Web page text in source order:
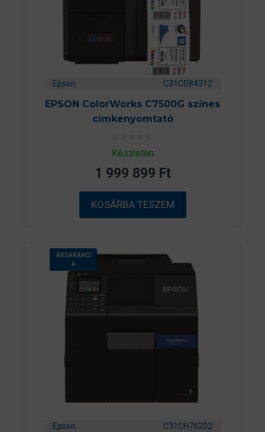
Epson C31CD84312
EPSON ColorWorks C7500G színes
címkenyomtató
0
a
5
b
ő
l
Készleten
1 999 899 Ft
KOSÁRBA TESZEM
ÁRGARANCI
A
Epson C31CH76202